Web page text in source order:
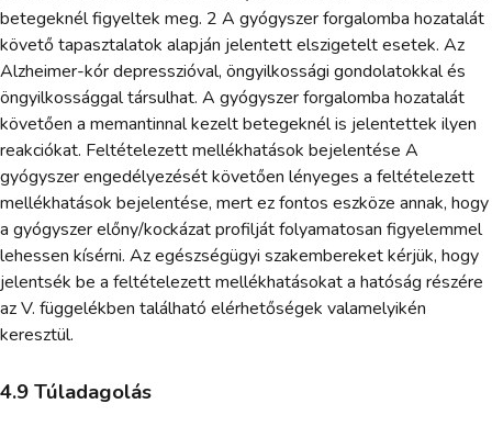
betegeknél figyeltek meg. 2 A gyógyszer forgalomba hozatalát
követő tapasztalatok alapján jelentett elszigetelt esetek. Az
Alzheimer-kór depresszióval, öngyilkossági gondolatokkal és
öngyilkossággal társulhat. A gyógyszer forgalomba hozatalát
követően a memantinnal kezelt betegeknél is jelentettek ilyen
reakciókat. Feltételezett mellékhatások bejelentése A
gyógyszer engedélyezését követően lényeges a feltételezett
mellékhatások bejelentése, mert ez fontos eszköze annak, hogy
a gyógyszer előny/kockázat profilját folyamatosan figyelemmel
lehessen kísérni. Az egészségügyi szakembereket kérjük, hogy
jelentsék be a feltételezett mellékhatásokat a hatóság részére
az V. függelékben található elérhetőségek valamelyikén
keresztül.
4.9 Túladagolás